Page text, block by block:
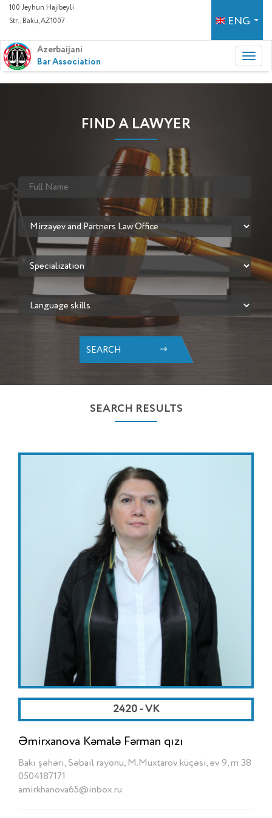
100 Jeyhun Hajibeyli
Str., Baku, AZ1007
ENG
Azerbaijani
Bar Association
FIND A LAWYER
SEARCH
SEARCH RESULTS
2420 - VK
Əmirxanova Kəmalə Fərman qızı
Bakı şəhəri, Səbail rayonu, M.Muxtarov küçəsi, ev 9, m 38
0504187171
amirkhanova65@inbox.ru